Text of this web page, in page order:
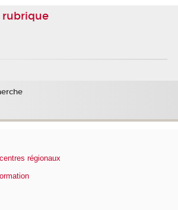
rubrique
régionaux